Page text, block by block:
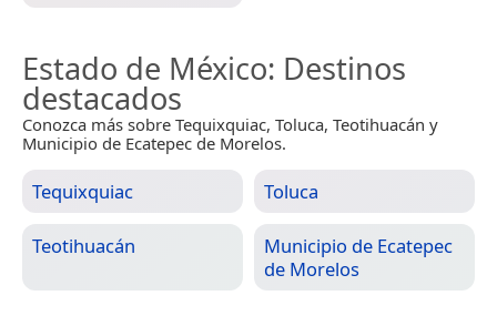
Estado de México: Destinos
destacados
Conozca más sobre Tequixquiac, Toluca, Teotihuacán y
Municipio de Ecatepec de Morelos.
Tequixquiac Toluca
Teotihuacán
Municipio de Ecatepec
de Morelos